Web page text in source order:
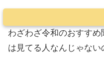
わざわざ令和のおすす
は見てる人なんじゃない